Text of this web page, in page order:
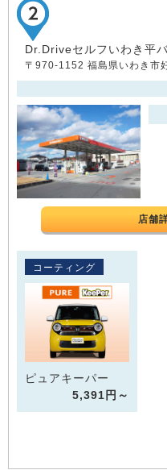
Dr.Driveセルフいわき平
〒970-1152 福島県いわき市
店舗
コーティング
ピュアキーパー
5,391円～